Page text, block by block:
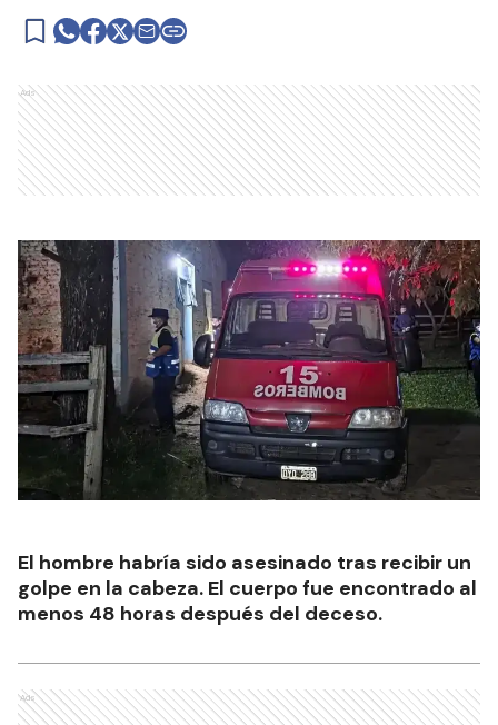
Ads
El hombre habría sido asesinado tras recibir un
golpe en la cabeza. El cuerpo fue encontrado al
menos 48 horas después del deceso.
Ads